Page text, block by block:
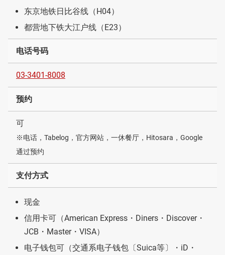
东京地铁日比谷线（H04）
都营地下铁大江户线（E23）
电话号码
03-3401-8008
预约
可
※电话，Tabelog，官方网站，一休餐厅，Hitosara，Google
通过预约
支付方式
现金
信用卡可（American Express・Diners・Discover・
JCB・Master・VISA）
电子钱包可（交通系电子钱包〔Suica等〕・iD・